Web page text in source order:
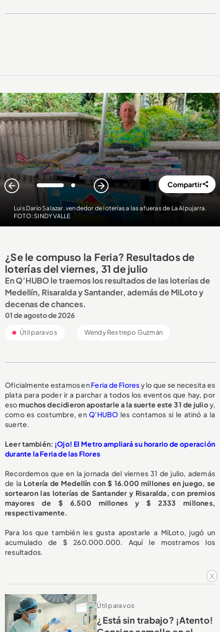
x
Luis Darío Salazar, vendedor de loterías a las afueras de La Alpujarra.
FOTO: SINDY VALLE
1 2 Compartir
¿Se le compuso la Feria? Resultados de
loterías del viernes, 31 de julio
En Q’HUBO le traemos los resultados de las loterías de
Medellín, Risaralda y Santander, además de MiLoto y
decenas de chances.
01 de agosto de 2026
Útil para vos Wendy Restrepo Guzmán
Oficialmente estamos enFeria de Floresy lo que se necesita es
plata para poder ir a parchar a todos los eventos que hay, por
esomuchos decidieron apostarle a la suerte este 31 de julioy,
como es costumbre, enQ’HUBO les contamos si le atinó a la
suerte.
Leer también: ¡Ojo! El Metro ampliará su horario de operación
durante la Feria de las Flores
Recordemos que en la jornada del viernes 31 de julio, además
de la Lotería de Medellín con $ 16.000 millones en juego, se
sortearon las loterías de Santander y Risaralda, con premios
mayores de $ 6.500 millones y $ 2333 millones,
respectivamente.
Para los que también les gusta apostarle a MiLoto, jugó un
acumulado de $ 260.000.000. Aquí le mostramos los
resultados.
Útil para vos
¿Está sin trabajo? ¡Atento!